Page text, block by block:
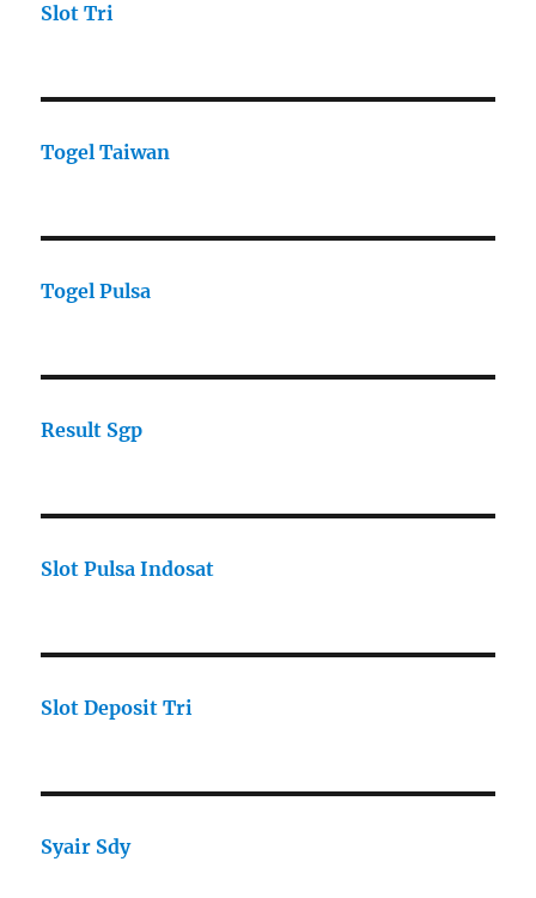
Slot Tri
Togel Taiwan
Togel Pulsa
Result Sgp
Slot Pulsa Indosat
Slot Deposit Tri
Syair Sdy